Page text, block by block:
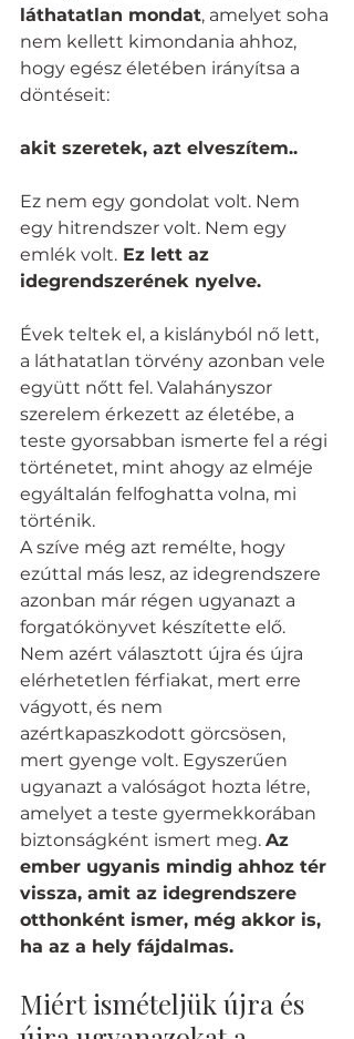
láthatatlan mondat, amelyet soha
nem kellett kimondania ahhoz,
hogy egész életében irányítsa a
döntéseit:
akit szeretek, azt elveszítem..
Ez nem egy gondolat volt. Nem
egy hitrendszer volt. Nem egy
emlék volt. Ez lett az
idegrendszerének nyelve.
Évek teltek el, a kislányból nő lett,
a láthatatlan törvény azonban vele
együtt nőtt fel. Valahányszor
szerelem érkezett az életébe, a
teste gyorsabban ismerte fel a régi
történetet, mint ahogy az elméje
egyáltalán felfoghatta volna, mi
történik.
A szíve még azt remélte, hogy
ezúttal más lesz, az idegrendszere
azonban már régen ugyanazt a
forgatókönyvet készítette elő.
Nem azért választott újra és újra
elérhetetlen férfiakat, mert erre
vágyott, és nem
azértkapaszkodott görcsösen,
mert gyenge volt. Egyszerűen
ugyanazt a valóságot hozta létre,
amelyet a teste gyermekkorában
biztonságként ismert meg. Az
ember ugyanis mindig ahhoz tér
vissza, amit az idegrendszere
otthonként ismer, még akkor is,
ha az a hely fájdalmas.
Miért ismételjük újra és